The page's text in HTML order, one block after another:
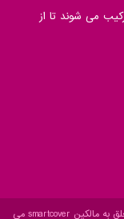
می شوند تا از
smartcover.ir - مالکیت معنوی سایت اسمارت كاور متعلق به مالکین smartcover می